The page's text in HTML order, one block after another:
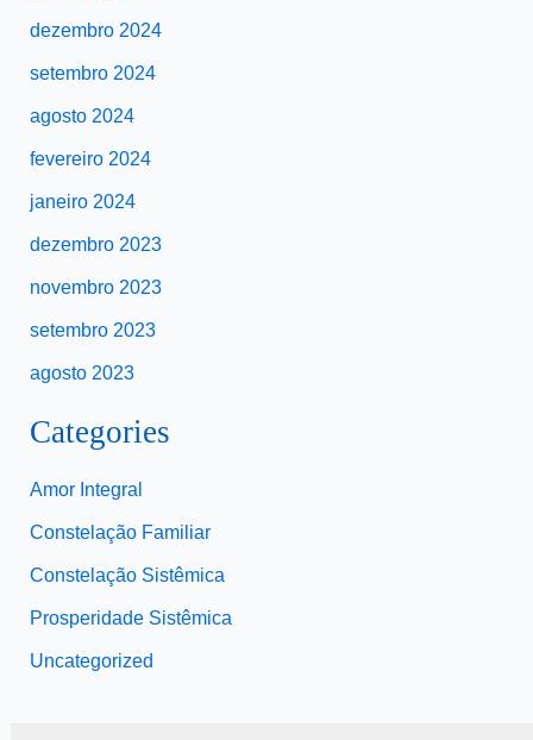
dezembro 2024
setembro 2024
agosto 2024
fevereiro 2024
janeiro 2024
dezembro 2023
novembro 2023
setembro 2023
agosto 2023
Categories
Amor Integral
Constelação Familiar
Constelação Sistêmica
Prosperidade Sistêmica
Uncategorized